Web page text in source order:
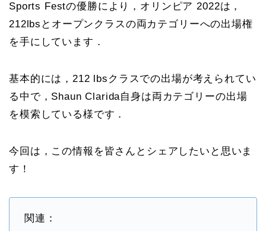
Sports Festの優勝により，オリンピア 2022は，
212lbsとオープンクラスの両カテゴリーへの出場権
を手にしています．
基本的には，212 lbsクラスでの出場が考えられてい
る中で，Shaun Clarida自身は両カテゴリーの出場
を模索している様です．
今回は，この情報を皆さんとシェアしたいと思いま
す！
関連：